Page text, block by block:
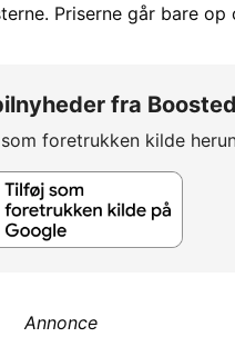
Priserne går bare op
fra
foretrukken kilde
Annonce